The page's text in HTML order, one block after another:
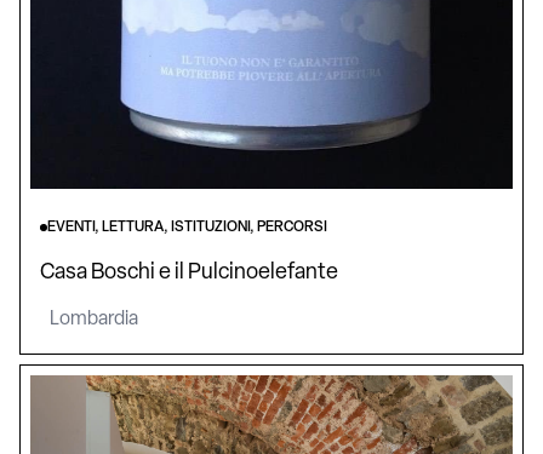
EVENTI, LETTURA, ISTITUZIONI, PERCORSI
Casa Boschi e il Pulcinoelefante
Lombardia